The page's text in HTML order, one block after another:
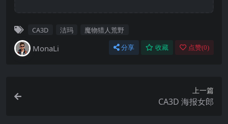
CA3D 洁玛 魔物猎人荒野
MonaLi 分享 收藏 点赞(0)
上一篇
CA3D 海报女郎